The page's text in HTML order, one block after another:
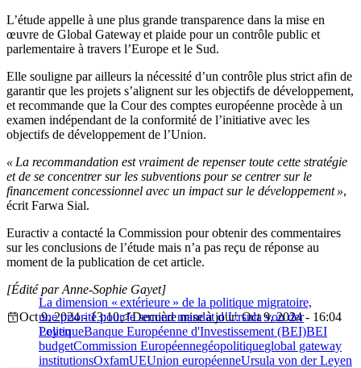
L’étude appelle à une plus grande transparence dans la mise en
œuvre de Global Gateway et plaide pour un contrôle public et
parlementaire à travers l’Europe et le Sud.
Elle souligne par ailleurs la nécessité d’un contrôle plus strict afin de
garantir que les projets s’alignent sur les objectifs de développement,
et recommande que la Cour des comptes européenne procède à un
examen indépendant de la conformité de l’initiative avec les
objectifs de développement de l’Union.
« La recommandation est vraiment de repenser toute cette stratégie
et de se concentrer sur les subventions pour se centrer sur le
financement concessionnel avec un impact sur le développement »,
écrit Farwa Sial.
Euractiv a contacté la Commission pour obtenir des commentaires
sur les conclusions de l’étude mais n’a pas reçu de réponse au
moment de la publication de cet article.
La dimension « extérieure » de la politique migratoire,
une priorité pour le second mandat d’Ursula von der
Leyen
[Édité par Anne-Sophie Gayet]
Oct 9, 2024 - 13:10
Dernière mise à jour: Oct 9, 2024 - 16:04
PolitiqueBanque Européenne d'Investissement (BEI)BEI
budgetCommission Européennegéopolitiqueglobal gateway
institutionsOxfamUEUnion européenneUrsula von der Leyen